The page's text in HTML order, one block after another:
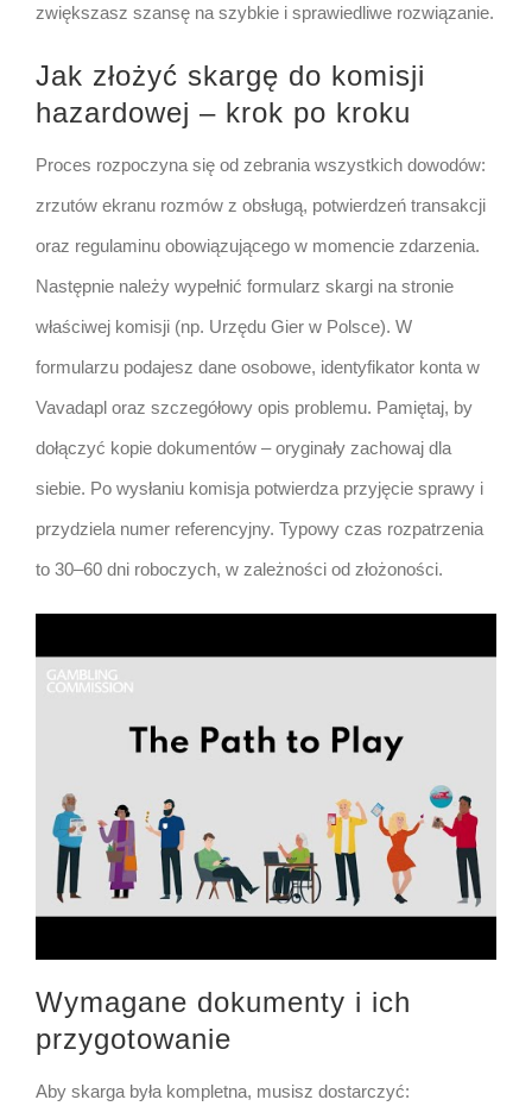
zwiększasz szansę na szybkie i sprawiedliwe rozwiązanie.
Jak złożyć skargę do komisji
hazardowej – krok po kroku
Proces rozpoczyna się od zebrania wszystkich dowodów:
zrzutów ekranu rozmów z obsługą, potwierdzeń transakcji
oraz regulaminu obowiązującego w momencie zdarzenia.
Następnie należy wypełnić formularz skargi na stronie
właściwej komisji (np. Urzędu Gier w Polsce). W
formularzu podajesz dane osobowe, identyfikator konta w
Vavadapl oraz szczegółowy opis problemu. Pamiętaj, by
dołączyć kopie dokumentów – oryginały zachowaj dla
siebie. Po wysłaniu komisja potwierdza przyjęcie sprawy i
przydziela numer referencyjny. Typowy czas rozpatrzenia
to 30–60 dni roboczych, w zależności od złożoności.
Wymagane dokumenty i ich
przygotowanie
Aby skarga była kompletna, musisz dostarczyć: